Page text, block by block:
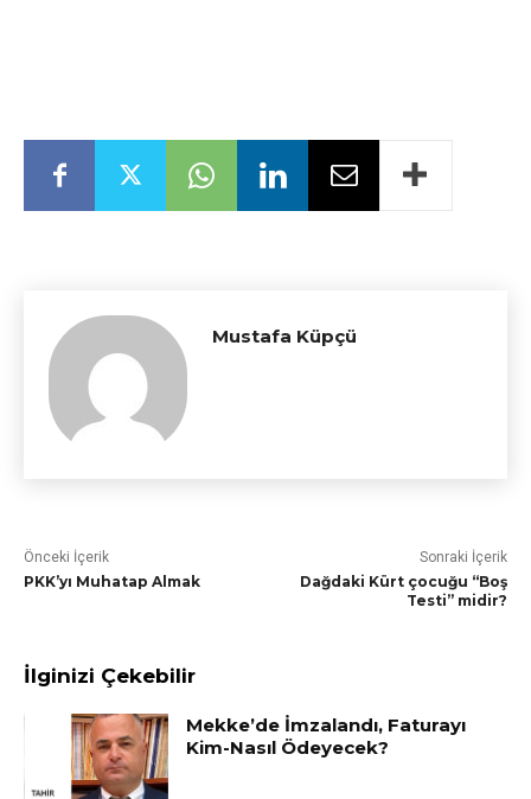
Mustafa Küpçü
Önceki İçerik
PKK’yı Muhatap Almak
Sonraki İçerik
Dağdaki Kürt çocuğu “Boş
Testi” midir?
İlginizi Çekebilir
Mekke’de İmzalandı, Faturayı
Kim-Nasıl Ödeyecek?